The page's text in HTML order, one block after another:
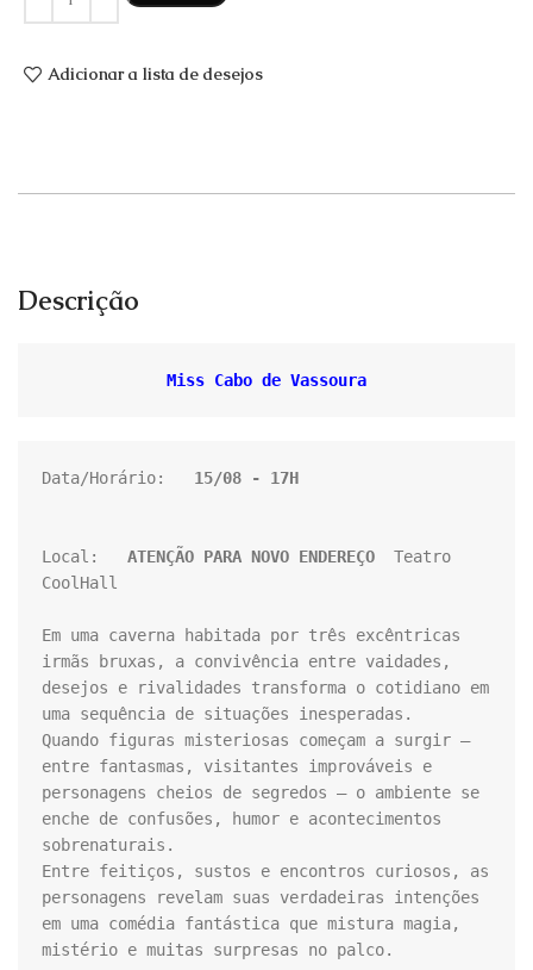
Adicionar a lista de desejos
Descrição
Miss Cabo de Vassoura
Data/Horário: 15/08 - 17H
Local: ATENÇÃO PARA NOVO ENDEREÇO
  Teatro
CoolHall
Em uma caverna habitada por três excêntricas
irmãs bruxas, a convivência entre vaidades,
desejos e rivalidades transforma o cotidiano em
uma sequência de situações inesperadas.
Quando figuras misteriosas começam a surgir —
entre fantasmas, visitantes improváveis e
personagens cheios de segredos — o ambiente se
enche de confusões, humor e acontecimentos
sobrenaturais.
Entre feitiços, sustos e encontros curiosos, as
personagens revelam suas verdadeiras intenções
em uma comédia fantástica que mistura magia,
mistério e muitas surpresas no palco.